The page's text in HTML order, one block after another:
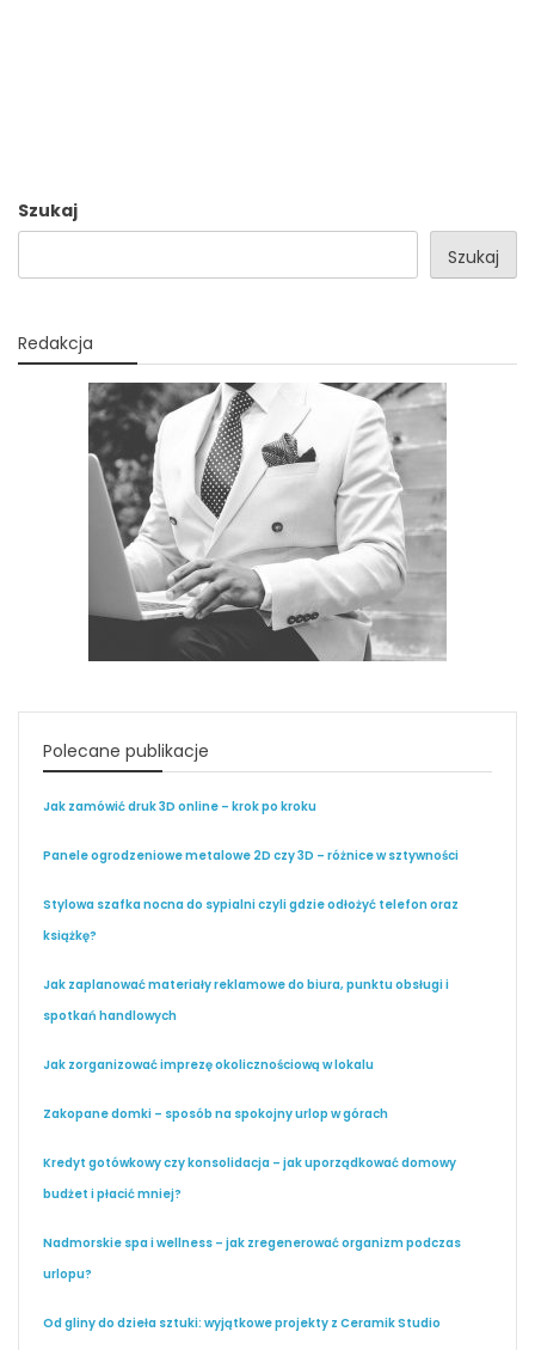
Szukaj
Szukaj
Redakcja
Polecane publikacje
Jak zamówić druk 3D online – krok po kroku
Panele ogrodzeniowe metalowe 2D czy 3D – różnice w sztywności
Stylowa szafka nocna do sypialni czyli gdzie odłożyć telefon oraz
książkę?
Jak zaplanować materiały reklamowe do biura, punktu obsługi i
spotkań handlowych
Jak zorganizować imprezę okolicznościową w lokalu
Zakopane domki – sposób na spokojny urlop w górach
Kredyt gotówkowy czy konsolidacja – jak uporządkować domowy
budżet i płacić mniej?
Nadmorskie spa i wellness – jak zregenerować organizm podczas
urlopu?
Od gliny do dzieła sztuki: wyjątkowe projekty z Ceramik Studio